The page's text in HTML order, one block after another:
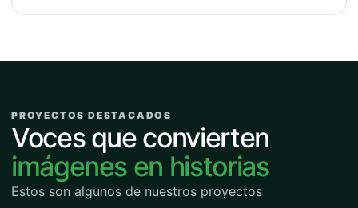
PROYECTOS DESTACADOS
Voces que convierten
imágenes en historias
Estos son algunos de nuestros proyectos